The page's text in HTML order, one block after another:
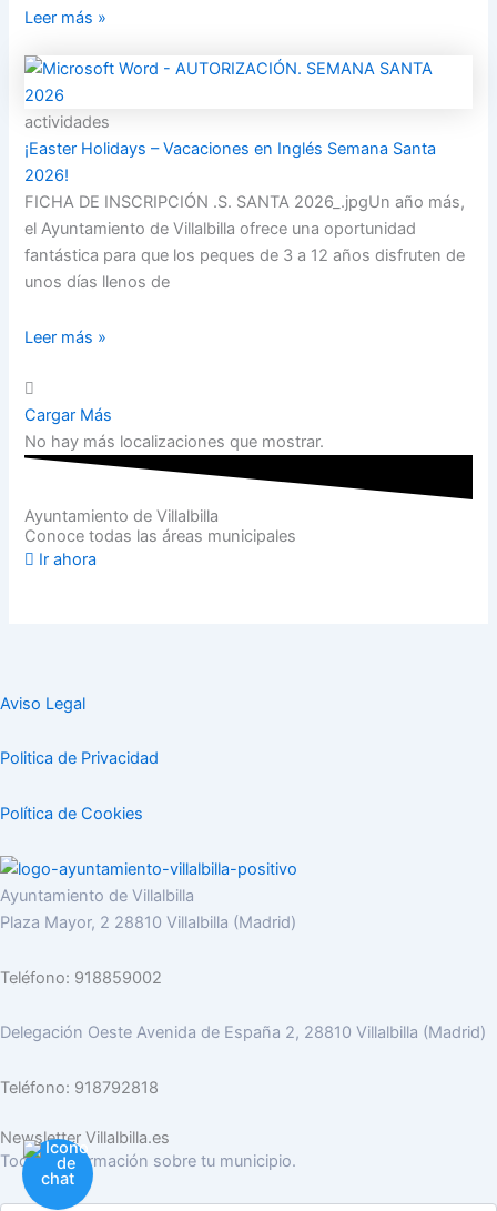
Leer más »
actividades
¡Easter Holidays – Vacaciones en Inglés Semana Santa
2026!
FICHA DE INSCRIPCIÓN .S. SANTA 2026_.jpgUn año más,
el Ayuntamiento de Villalbilla ofrece una oportunidad
fantástica para que los peques de 3 a 12 años disfruten de
unos días llenos de
Leer más »
Cargar Más
No hay más localizaciones que mostrar.
Ayuntamiento de Villalbilla
Conoce todas las áreas municipales
Ir ahora
Aviso Legal
Politica de Privacidad
Política de Cookies
Ayuntamiento de Villalbilla
Plaza Mayor, 2 28810 Villalbilla (Madrid)
Teléfono: 918859002
Delegación Oeste Avenida de España 2, 28810 Villalbilla (Madrid)
Teléfono: 918792818
Newsletter Villalbilla.es
Toda la información sobre tu municipio.